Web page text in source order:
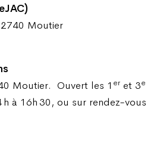
Moutier
Moutier. Ouvert les 1 er et 3e
à 16h 30, ou sur rendez-vous